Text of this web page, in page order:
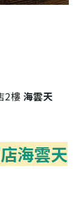
2樓 海雲天
海雲天